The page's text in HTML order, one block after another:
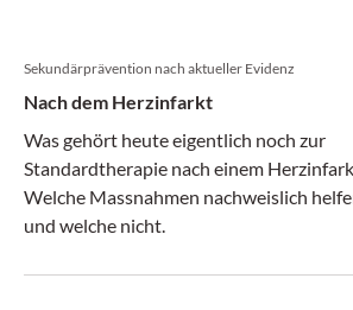
Sekundärprävention nach aktueller Evidenz
Nach dem Herzinfarkt
Was gehört heute eigentlich noch zur
Standardtherapie nach einem
Welche Massnahmen nachweislich
und welche nicht.